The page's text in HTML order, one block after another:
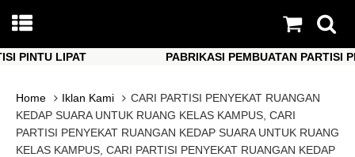
LIPAT
PABRIKASI PEMBUATAN PARTISI
Home
Iklan Kami
CARI PARTISI PENYEKAT RUANGAN
KEDAP SUARA UNTUK RUANG KELAS KAMPUS, CARI
PARTISI PENYEKAT RUANGAN KEDAP SUARA UNTUK RUANG
KELAS KAMPUS, CARI PARTISI PENYEKAT RUANGAN KEDAP